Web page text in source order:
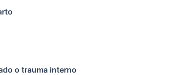
o trauma interno